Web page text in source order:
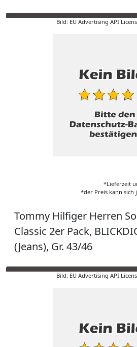
Bild: EU Advertising API
*Lieferzeit
*der Preis kann sich
Tommy Hilfiger Herren
Classic 2er Pack,
(Jeans), Gr. 43/46
Bild: EU Advertising API